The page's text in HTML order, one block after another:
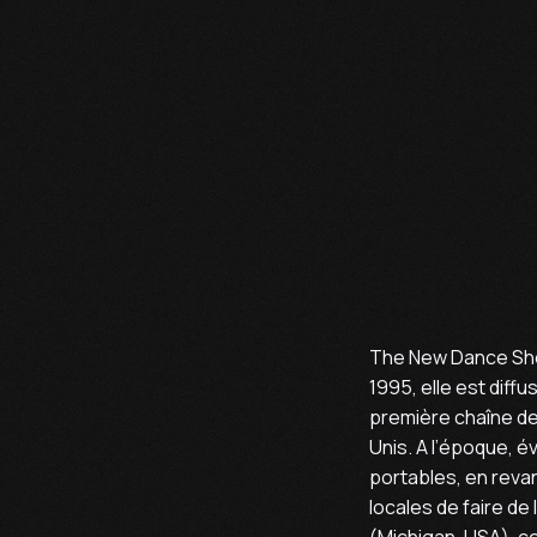
The New Dance
1995, elle est
première chaîne
Unis. A l’époque,
portables, en
locales de faire